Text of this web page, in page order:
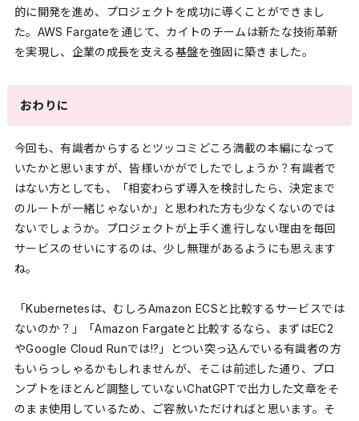
的に開発を進め、プロジェクトを成功に導くことができまし
た。AWS Fargateを通じて、カイトのチームは新たな技術革新
を実現し、企業の成長を支える基盤を強固に築きました。
おわりに
今回も、有識者からするとツッコミどころ満載の本編になって
いたかと思いますが、皆様いかがでしたでしょうか？有識者で
はない方としても、「相変わらず導入を検討したら、決定まで
のルートが一緒じゃないか」と思われた方も少なくないのでは
ないでしょうか。プロジェクトが上手く進行しない理由を毎回
サービスのせいにするのは、少し無理があるようにも思えます
ね。
「Kubernetesは、むしろAmazon ECSと比較するサービスでは
ないのか？」「Amazon Fargateと比較するなら、まずはEC2
やGoogle Cloud Runでは!?」とつい突っ込んでいる有識者の方
もいらっしゃるかもしれませんが、そこは前述した通り、プロ
ンプトをほとんど調整していないChatGPTで出力した文章をそ
のまま使用しているため、ご容赦いただければと思います。そ